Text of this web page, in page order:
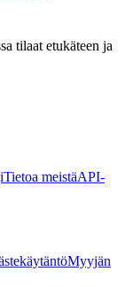
tilaat etukäteen ja
Tietoa meistäAPI-
Myyjän